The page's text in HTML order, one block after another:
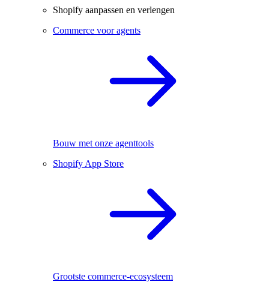
Shopify aanpassen en verlengen
Commerce voor agents
Bouw met onze agenttools
Shopify App Store
Grootste commerce-ecosysteem